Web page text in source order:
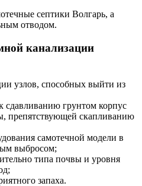
септики Волгарь, а
отводом.
канализации
узлов, способных выйти из
грунтом корпус
препятствующей скапливанию
самотечной модели в
выбросом;
типа почвы и уровня
запаха.